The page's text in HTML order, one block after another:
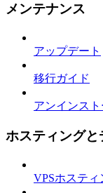
メンテナンス
アップデート
移行ガイド
アンインス
ホスティングと
VPSホスティ